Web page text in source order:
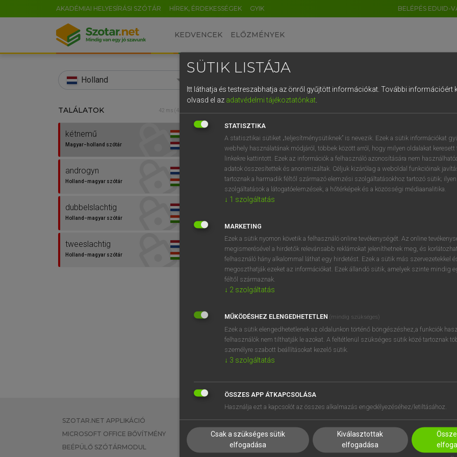
AKADÉMIAI HELYESÍRÁSI SZÓTÁR HÍREK, ÉRDEKESSÉGEK GYIK BELÉPÉS EDUID-
KEDVENCEK ELŐZMÉNYEK
Holland
TALÁLATOK 42 ms (4 db)
kétnemű
Magyar−holland szótár
androgyn
Holland−magyar szótár
dubbelslachtig
Holland−magyar szótár
tweeslachtig
Holland−magyar szótár
Magyar−holland szótár
VAN ELŐFIZETÉSED?
megtekintéséhez.
BELÉPÉS
próbaverziójának
regisztrálok ésbelépek.
REGISZTRÁCIÓ
SZOTAR.NET APPLIKÁCIÓ
MICROSOFT OFFICE BŐVÍTMÉNY
BEÉPÜLŐ SZÓTÁRMODUL
EGYÉNI FELHASZNÁLÓKNAK
TANULÓKNAK
OKTATÁSI INTÉZMÉNYEKNEK
SÚGÓ
RÓLUNK
ELÉRHETŐSÉG
SÜTIK LISTÁJA
Itt láthatja és testreszabhatja az önről gyűjtött információkat. További információért
olvasd el az adatvédelmi tájékoztatónkat.
STATISZTIKA
A statisztikai sütiket „teljesítménysütiknek” is nevezik. Ezek a sütik információkat
webhely használatának módjáról, többek között arról, hogy milyen oldalakat keresett
linkekre kattintott. Ezek az információk a felhasználó azonosítására nem
adatok összesítettek és anonimizáltak. Céljuk kizárólag a weboldal funkcióinak
tartoznak a harmadik féltől származó elemzési szolgáltatásokhoz tartozó sütik;
szolgáltatások a látogatóelemzések, a hőtérképek és a közösségi médiaanalitika.
↓ 1 szolgáltatás
MARKETING
Ezek a sütik nyomon követik a felhasználó online tevékenységét. Az online
megismerésével a hirdetők relevánsabb reklámokat jeleníthetnek meg, és
felhasználó hány alkalommal láthat egy hirdetést. Ezek a sütik más szervezetekkel
megoszthatják ezeket az információkat. Ezek állandó sütik, amelyek szinte mindig
féltől származnak.
↓ 2 szolgáltatás
MŰKÖDÉSHEZ ELENGEDHETETLEN (mindig szükséges)
Ezek a sütik elengedhetetlenek az oldalunkon történő böngészéshez,a funkciók
felhasználók nem tilthatják le azokat. A feltétlenül szükséges sütik közé tartoznak
személyre szabott beállításokat kezelő sütik.
↓ 3 szolgáltatás
ÖSSZES APP ÁTKAPCSOLÁSA
Használja ezt a kapcsolót az összes alkalmazás engedélyezéséhez/letiltásához.
Csak a szükséges sütik
elfogadása
Kiválasztottak
elfogadása
EN HU DE CN FR ES IT NL
0 1 2 3 4 5 6 7 8 9
q w e r t z u i
a s d f g h j k l é
í y x c v b n m , .